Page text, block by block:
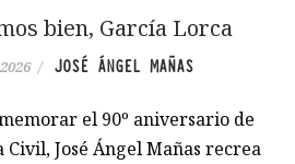
bien, García Lorca
/ JOSÉ ÁNGEL MAÑAS
el 90º aniversario de
Civil, José Ángel Mañas recrea